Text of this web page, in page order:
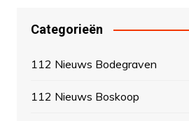
Categorieën
112 Nieuws Bodegraven
112 Nieuws Boskoop